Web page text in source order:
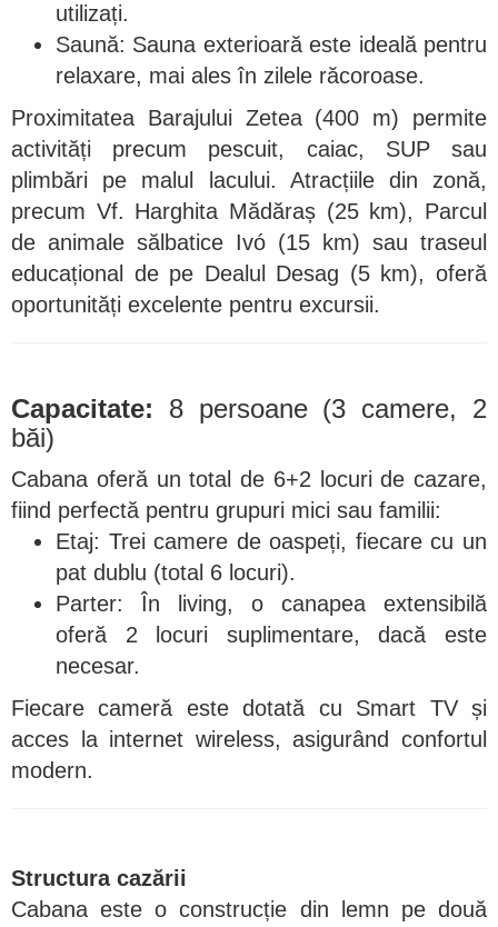
utilizați.
Saună: Sauna exterioară este ideală pentru
relaxare, mai ales în zilele răcoroase.
Proximitatea Barajului Zetea (400 m) permite
activități precum pescuit, caiac, SUP sau
plimbări pe malul lacului. Atracțiile din zonă,
precum Vf. Harghita Mădăraș (25 km), Parcul
de animale sălbatice Ivó (15 km) sau traseul
educațional de pe Dealul Desag (5 km), oferă
oportunități excelente pentru excursii.
Capacitate: 8 persoane (3 camere, 2
băi)
Cabana oferă un total de 6+2 locuri de cazare,
fiind perfectă pentru grupuri mici sau familii:
Etaj: Trei camere de oaspeți, fiecare cu un
pat dublu (total 6 locuri).
Parter: În living, o canapea extensibilă
oferă 2 locuri suplimentare, dacă este
necesar.
Fiecare cameră este dotată cu Smart TV și
acces la internet wireless, asigurând confortul
modern.
Structura cazării
Cabana este o construcție din lemn pe două